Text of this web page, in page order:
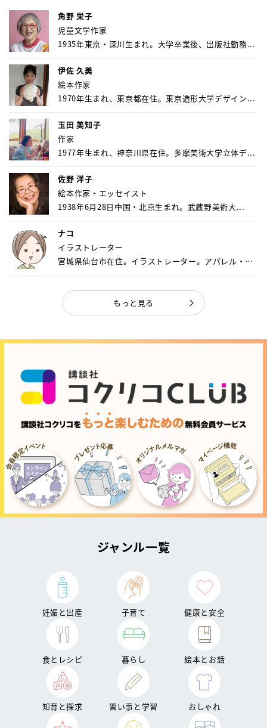
角野 栄子
児童文学作家
1935年東京・深川生まれ。大学卒業後、出版社勤務...
伊佐 久美
絵本作家
1970年生まれ、東京都在住。東京造形大学デザイン...
玉田 美知子
作家
1977年生まれ、神奈川県在住。多摩美術大学立体デ...
佐野 洋子
絵本作家・エッセイスト
1938年6月28日中国・北京生まれ。武蔵野美術大...
ナコ
イラストレーター
宮城県仙台市在住。イラストレーター。アパレル・キ
もっと見る
ジャンル一覧
妊娠と出産 子育て 健康と安全
食とレシピ 暮らし 絵本とお話
知育と探求 習い事と学習 おしゃれ